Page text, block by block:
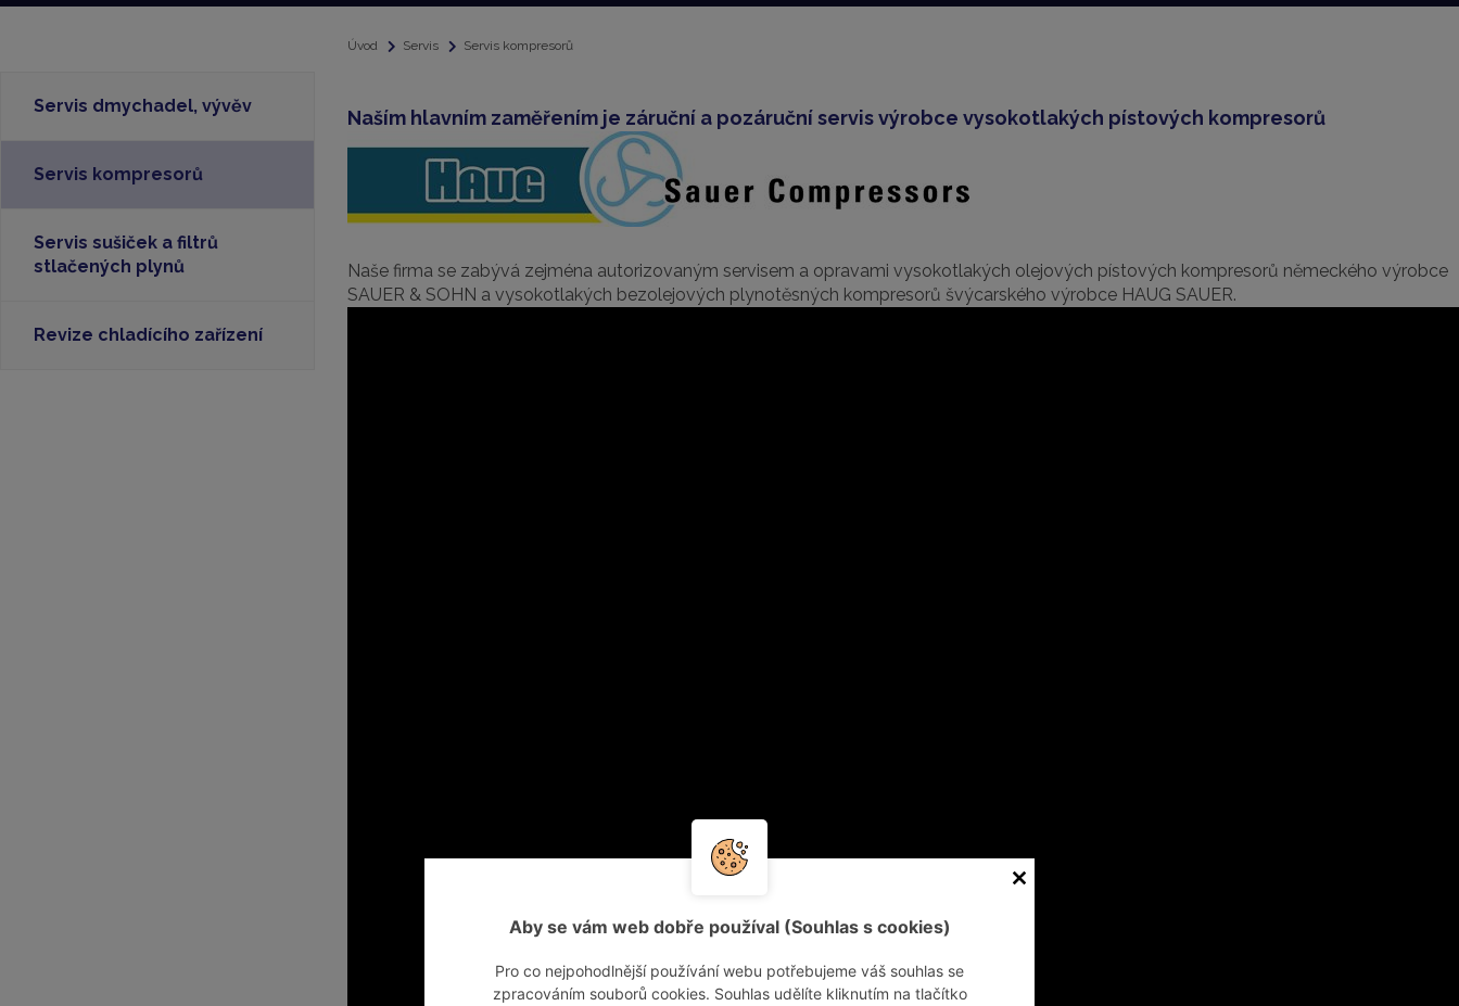
Úvod Servis Servis kompresorů
Naším hlavním zaměřením je záruční a pozáruční servis výrobce vysokotlakých pístových kompresorů
Naše firma se zabývá zejména autorizovaným servisem a opravami vysokotlakých olejových pístových kompresorů německého výrobce
SAUER & SOHN a vysokotlakých bezolejových plynotěsných kompresorů švýcarského výrobce HAUG SAUER.
Servis dmychadel, vývěv
Servis kompresorů
Servis sušiček a filtrů
stlačených plynů
Revize chladícího zařízení
Aby se vám web dobře používal (Souhlas s cookies)
Pro co nejpohodlnější používání webu potřebujeme váš souhlas se
zpracováním souborů cookies. Souhlas udělíte kliknutím na tlačítko